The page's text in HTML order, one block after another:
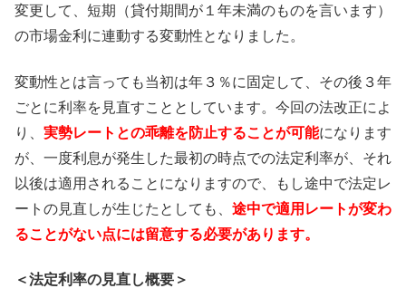
変更して、短期（貸付期間が１年未満のものを言います）
の市場金利に連動する変動性となりました。
変動性とは言っても当初は年３％に固定して、その後３年
ごとに利率を見直すこととしています。今回の法改正によ
り、 実勢レートとの乖離を防止することが可能になります
が、一度利息が発生した最初の時点での法定利率が、それ
以後は適用されることになりますので、もし途中で法定レ
ートの見直しが生じたとしても、 途中で適用レートが変わ
ることがない点には留意する必要があります。
＜法定利率の見直し概要＞